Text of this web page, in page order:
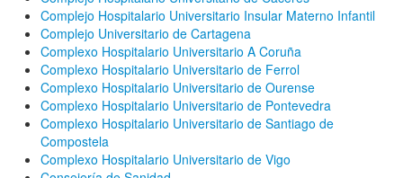
Complejo Hospitalario Universitario Insular Materno Infantil
Complejo Universitario de Cartagena
Complexo Hospitalario Universitario A Coruña
Complexo Hospitalario Universitario de Ferrol
Complexo Hospitalario Universitario de Ourense
Complexo Hospitalario Universitario de Pontevedra
Complexo Hospitalario Universitario de Santiago de
Compostela
Complexo Hospitalario Universitario de Vigo